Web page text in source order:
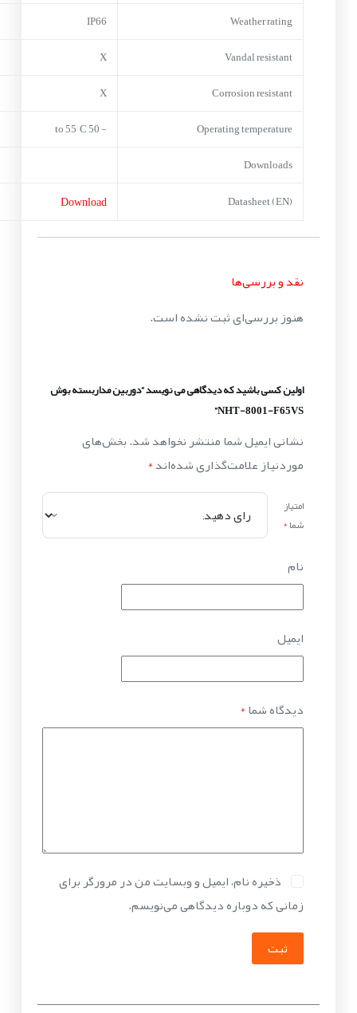
Weather rating
IP66
Vandal resistant
X
Corrosion resistant
X
Operating temperature
-50° to 55° C
Downloads
Datasheet (EN)
Download
نقد و بررسی‌ها
هنوز بررسی‌ای ثبت نشده است.
اولین کسی باشید که دیدگاهی می نویسد “دوربین مداربسته بوش
NHT-8001-F65VS”
نشانی ایمیل شما منتشر نخواهد شد.بخش‌های
موردنیاز علامت‌گذاری شده‌اند*
امتیاز
شما*
نام
ایمیل
دیدگاه شما*
ذخیره نام، ایمیل و وبسایت من در مرورگر برای
زمانی که دوباره دیدگاهی می‌نویسم.
ثبت